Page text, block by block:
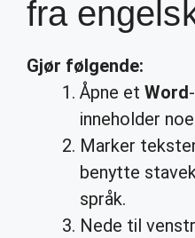
fra
Gjør følgende:
Åpne etWord
inneholder
Marker
benytte
språk.
Nede til